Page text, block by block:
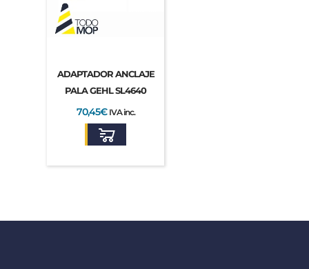
ADAPTADOR ANCLAJE
PALA GEHL SL4640
70,45€ IVA inc.